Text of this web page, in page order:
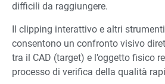
difficili da raggiungere.
Il clipping interattivo e altri
consentono un confronto visivo
tra il CAD (target) e l’oggetto fisico
processo di verifica della qualità